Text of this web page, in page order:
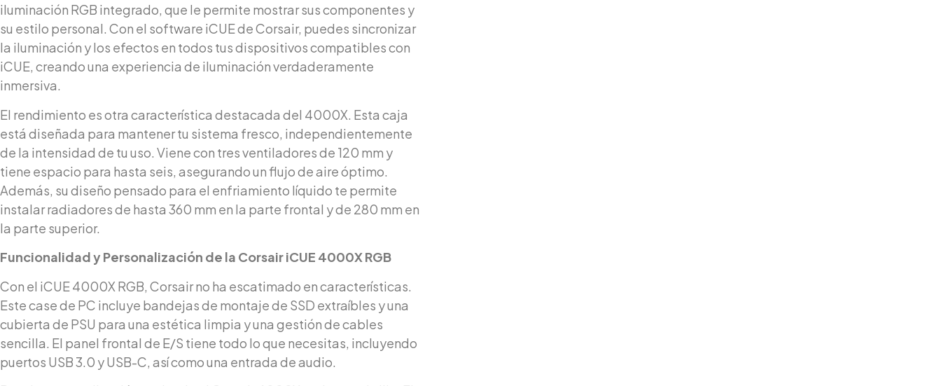
iluminación RGB integrado, que le permite mostrar sus componentes y
su estilo personal. Con el software iCUE de Corsair, puedes sincronizar
la iluminación y los efectos en todos tus dispositivos compatibles con
iCUE, creando una experiencia de iluminación verdaderamente
inmersiva.
El rendimiento es otra característica destacada del 4000X. Esta caja
está diseñada para mantener tu sistema fresco, independientemente
de la intensidad de tu uso. Viene con tres ventiladores de 120 mm y
tiene espacio para hasta seis, asegurando un flujo de aire óptimo.
Además, su diseño pensado para el enfriamiento líquido te permite
instalar radiadores de hasta 360 mm en la parte frontal y de 280 mm en
la parte superior.
Funcionalidad y Personalización de la Corsair iCUE 4000X RGB
Con el iCUE 4000X RGB, Corsair no ha escatimado en características.
Este case de PC incluye bandejas de montaje de SSD extraíbles y una
cubierta de PSU para una estética limpia y una gestión de cables
sencilla. El panel frontal de E/S tiene todo lo que necesitas, incluyendo
puertos USB 3.0 y USB-C, así como una entrada de audio.